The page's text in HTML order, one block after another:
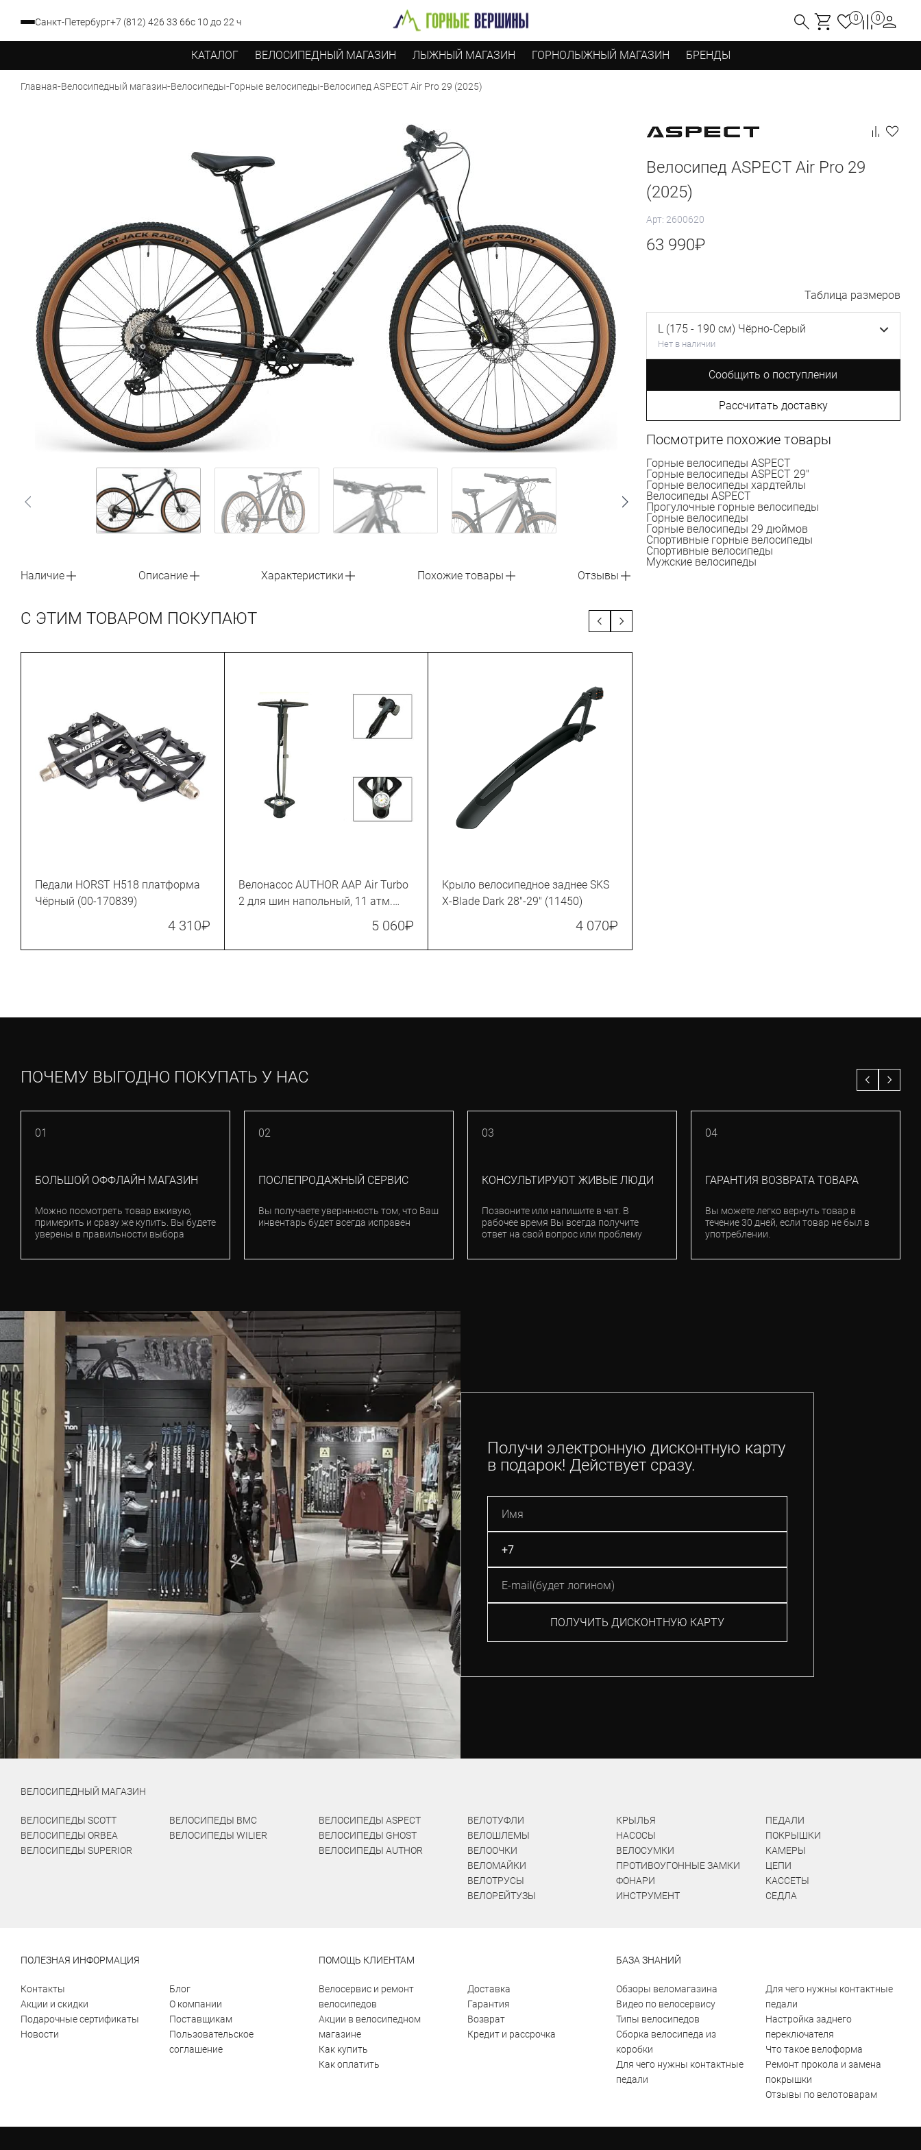
Санкт-Петербург+7 (812) 426 33 66с 10 до 22 ч 0 0
КАТАЛОГ ВЕЛОСИПЕДНЫЙ МАГАЗИН ЛЫЖНЫЙ МАГАЗИН ГОРНОЛЫЖНЫЙ МАГАЗИН БРЕНДЫ
Главная-Велосипедный магазин-Велосипеды-Горные велосипеды-Велосипед ASPECT Air Pro 29 (2025)
Велосипед ASPECT Air Pro 29
(2025)
Арт: 2600620
63 990₽
Таблица размеров
L (175 - 190 см) Чёрно-Серый
Нет в наличии
Сообщить о поступлении
Рассчитать доставку
Посмотрите похожие товары
Горные велосипеды ASPECT
Горные велосипеды ASPECT 29"
Горные велосипеды хардтейлы
Велосипеды ASPECT
Прогулочные горные велосипеды
Горные велосипеды
Горные велосипеды 29 дюймов
Спортивные горные велосипеды
Спортивные велосипеды
Мужские велосипеды
Наличие
Описание Характеристики Похожие товары Отзывы
С ЭТИМ ТОВАРОМ ПОКУПАЮТ
Педали HORST H518 платформа
Чёрный (00-170839)
4 310₽
Велонасос AUTHOR AAP Air Turbo
2 для шин напольный, 11 атм.
5 060₽
Крыло велосипедное заднее SKS
X-Blade Dark 28"-29" (11450)
4 070₽
ПОЧЕМУ ВЫГОДНО ПОКУПАТЬ У НАС
01
БОЛЬШОЙ ОФФЛАЙН МАГАЗИН
Можно посмотреть товар вживую,
примерить и сразу же купить. Вы будете
уверены в правильности выбора
02
ПОСЛЕПРОДАЖНЫЙ СЕРВИС
Вы получаете уверннность том, что Ваш
инвентарь будет всегда исправен
03
КОНСУЛЬТИРУЮТ ЖИВЫЕ ЛЮДИ
Позвоните или напишите в чат. В
рабочее время Вы всегда получите
ответ на свой вопрос или проблему
04
ГАРАНТИЯ ВОЗВРАТА ТОВАРА
Вы можете легко вернуть товар в
течение 30 дней, если товар не был в
употреблении.
Получи электронную дисконтную карту
в подарок! Действует сразу.
ПОЛУЧИТЬ ДИСКОНТНУЮ КАРТУ
ВЕЛОСИПЕДНЫЙ МАГАЗИН
ВЕЛОСИПЕДЫ SCOTT
ВЕЛОСИПЕДЫ ORBEA
ВЕЛОСИПЕДЫ SUPERIOR
ВЕЛОСИПЕДЫ BMC
ВЕЛОСИПЕДЫ WILIER
ВЕЛОСИПЕДЫ ASPECT
ВЕЛОСИПЕДЫ GHOST
ВЕЛОСИПЕДЫ AUTHOR
ВЕЛОТУФЛИ
ВЕЛОШЛЕМЫ
ВЕЛООЧКИ
ВЕЛОМАЙКИ
ВЕЛОТРУСЫ
ВЕЛОРЕЙТУЗЫ
КРЫЛЬЯ
НАСОСЫ
ВЕЛОСУМКИ
ПРОТИВОУГОННЫЕ ЗАМКИ
ФОНАРИ
ИНСТРУМЕНТ
ПЕДАЛИ
ПОКРЫШКИ
КАМЕРЫ
ЦЕПИ
КАССЕТЫ
СЕДЛА
ПОЛЕЗНАЯ ИНФОРМАЦИЯ
Контакты
Акции и скидки
Подарочные сертификаты
Новости
Блог
О компании
Поставщикам
Пользовательское
соглашение
ПОМОЩЬ КЛИЕНТАМ
Велосервис и ремонт
велосипедов
Акции в велосипедном
магазине
Как купить
Как оплатить
Доставка
Гарантия
Возврат
Кредит и рассрочка
БАЗА ЗНАНИЙ
Обзоры веломагазина
Видео по велосервису
Типы велосипедов
Сборка велосипеда из
коробки
Для чего нужны контактные
педали
Для чего нужны контактные
педали
Настройка заднего
переключателя
Что такое велоформа
Ремонт прокола и замена
покрышки
Отзывы по велотоварам